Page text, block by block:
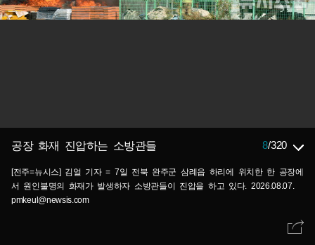
공장 화재 진압하는 소방관들 8/320
[전주=뉴시스] 김얼 기자 = 7일 전북 완주군 삼례읍 하리에 위치한 한 공장에
서 원인불명의 화재가 발생하자 소방관들이 진압을 하고 있다. 2026.08.07.
pmkeul@newsis.com